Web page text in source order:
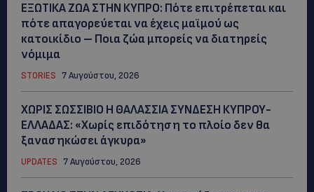
ΕΞΩΤΙΚΑ ΖΩΑ ΣΤΗΝ ΚΥΠΡΟ: Πότε επιτρέπεται και
πότε απαγορεύεται να έχεις μαϊμού ως
κατοικίδιο – Ποια ζώα μπορείς να διατηρείς
νόμιμα
STORIES 7 Αυγούστου, 2026
ΧΩΡΙΣ ΣΩΣΣΙΒΙΟ Η ΘΑΛΑΣΣΙΑ ΣΥΝΔΕΣΗ ΚΥΠΡΟΥ-
ΕΛΛΑΔΑΣ: «Χωρίς επιδότηση το πλοίο δεν θα
ξανασηκώσει άγκυρα»
UPDATES 7 Αυγούστου, 2026